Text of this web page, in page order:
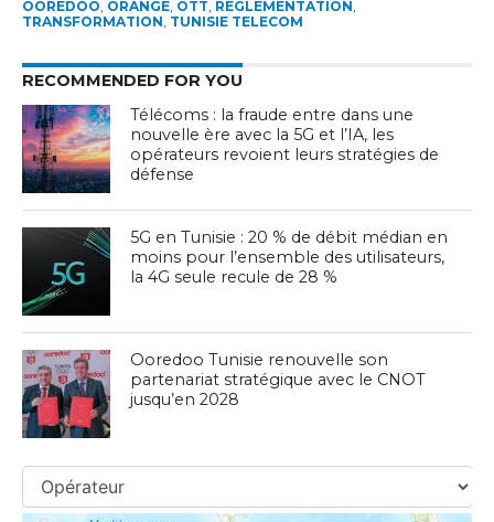
OOREDOO ORANGE, OTT REGLEMENTATION
TRANSFORMATION TUNISIE TELECOM
RECOMMENDED FOR YOU
Télécoms : la fraude entre dans une
nouvelle ère avec la 5G et l’IA, les
opérateurs revoient leurs stratégies de
défense
5G en Tunisie : 20 % de débit médian en
moins pour l’ensemble des utilisateurs,
la 4G seule recule de 28 %
Ooredoo Tunisie renouvelle son
partenariat stratégique avec le CNOT
jusqu’en 2028